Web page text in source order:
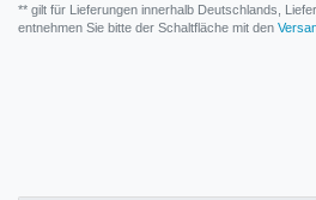
** gilt für Lieferungen innerhalb Deutschlands,
entnehmen Sie bitte der Schaltfläche mit den